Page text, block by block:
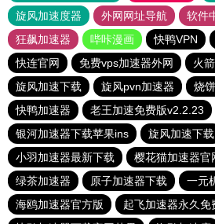
旋风加速度器
外网网址导航 软件
狂飙加速器
哔咔漫画 快鸭VPN
快连官网
免费vps加速器外网
火
旋风加速下载
旋风pvn加速器
烧
快鸭加速器
老王加速免费版v2.2.23
银河加速器下载苹果ins
旋风加速下载
小羽加速器最新下载
樱花猫加速器官
绿茶加速器
原子加速器下载
一元
海鸥加速器官方版
起飞加速器永久免